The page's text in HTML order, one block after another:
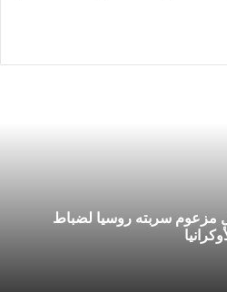
مزعوم سربته روسيا لضباط